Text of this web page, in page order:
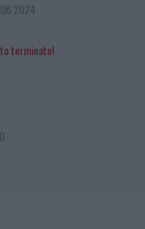
2024
terminato!